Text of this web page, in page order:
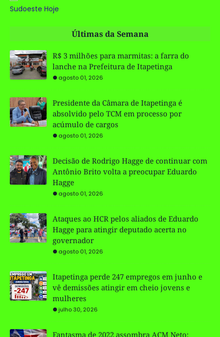
Sudoeste Hoje
Últimas da Semana
R$ 3 milhões para marmitas: a farra do
lanche na Prefeitura de Itapetinga
agosto 01, 2026
Presidente da Câmara de Itapetinga é
absolvido pelo TCM em processo por
acúmulo de cargos
agosto 01, 2026
Decisão de Rodrigo Hagge de continuar com
Antônio Brito volta a preocupar Eduardo
Hagge
agosto 01, 2026
Ataques ao HCR pelos aliados de Eduardo
Hagge para atingir deputado acerta no
governador
agosto 01, 2026
Itapetinga perde 247 empregos em junho e
vê demissões atingir em cheio jovens e
mulheres
julho 30, 2026
Fantasma de 2022 assombra ACM Neto: